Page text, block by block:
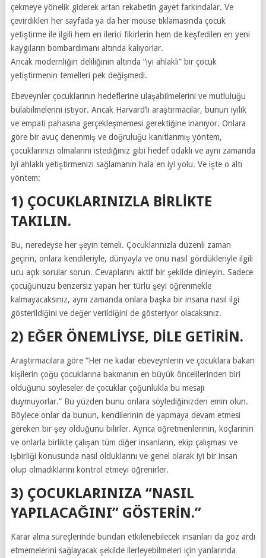
çekmeye yönelik giderek artan rekabetin gayet farkındalar. Ve
çevirdikleri her sayfada ya da her mouse tıklamasında çocuk
yetiştirme ile ilgili hem en ilerici fikirlerin hem de keşfedilen en yeni
kaygıların bombardımanı altında kalıyorlar.
Ancak modernliğin deliliğinin altında “iyi ahlaklı” bir çocuk
yetiştirmenin temelleri pek değişmedi.
Ebeveynler çocuklarının hedeflerine ulaşabilmelerini ve mutluluğu
bulabilmelerini istiyor. Ancak Harvard’lı araştırmacılar, bunun iyilik
ve empati pahasına gerçekleşmemesi gerektiğine inanıyor. Onlara
göre bir avuç denenmiş ve doğruluğu kanıtlanmış yöntem,
çocuklarınızı olmalarını istediğiniz gibi hedef odaklı ve aynı zamanda
iyi ahlaklı yetiştirmenizi sağlamanın hala en iyi yolu. Ve işte o altı
yöntem:
1) ÇOCUKLARINIZLA BIRLIKTE
TAKILIN.
Bu, neredeyse her şeyin temeli. Çocuklarınızla düzenli zaman
geçirin, onlara kendileriyle, dünyayla ve onu nasıl gördükleriyle ilgili
ucu açık sorular sorun. Cevaplarını aktif bir şekilde dinleyin. Sadece
çocuğunuzu benzersiz yapan her türlü şeyi öğrenmekle
kalmayacaksınız, aynı zamanda onlara başka bir insana nasıl ilgi
gösterildiğini ve değer verildiğini de gösteriyor olacaksınız.
2) EĞER ÖNEMLIYSE, DILE GETIRIN.
Araştırmacılara göre “Her ne kadar ebeveynlerin ve çocuklara bakan
kişilerin çoğu çocuklarına bakmanın en büyük öncelilerinden biri
olduğunu söyleseler de çocuklar çoğunlukla bu mesajı
duymuyorlar.” Bu yüzden bunu onlara söylediğinizden emin olun.
Böylece onlar da bunun, kendilerinin de yapmaya devam etmesi
gereken bir şey olduğunu bilirler. Ayrıca öğretmenlerinin, koçlarının
ve onlarla birlikte çalışan tüm diğer insanların, ekip çalışması ve
işbirliği konusunda nasıl olduklarını ve genel olarak iyi bir insan
olup olmadıklarını kontrol etmeyi öğrenirler.
3) ÇOCUKLARINIZA “NASIL
YAPILACAĞINI” GÖSTERIN.”
Karar alma süreçlerinde bundan etkilenebilecek insanları da göz ardı
etmemelerini sağlayacak şekilde ilerleyebilmeleri için yanlarında